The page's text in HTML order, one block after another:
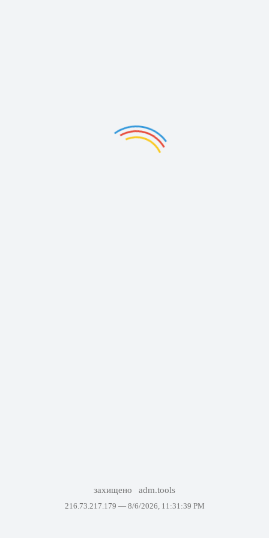
захищено adm.tools
216.73.217.179 — 8/6/2026, 11:31:39 PM